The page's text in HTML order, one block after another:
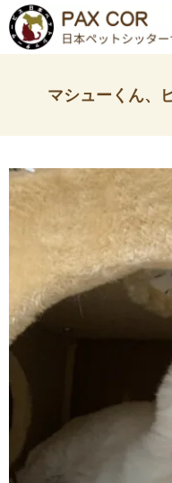
マシューくん、